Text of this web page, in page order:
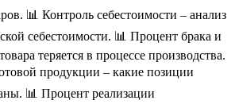
📊 Контроль себестоимости – анализ
себестоимости. 📊 Процент брака и
теряется в процессе производства.
продукции – какие позиции
📊 Процент реализации